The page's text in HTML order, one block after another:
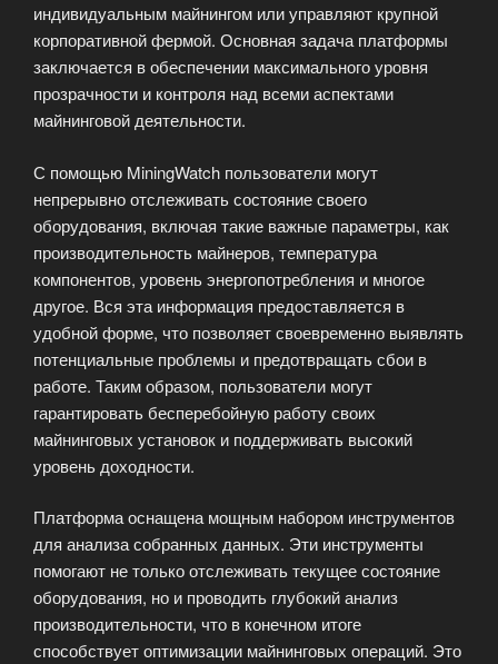
индивидуальным майнингом или управляют крупной
корпоративной фермой. Основная задача платформы
заключается в обеспечении максимального уровня
прозрачности и контроля над всеми аспектами
майнинговой деятельности.
С помощью MiningWatch пользователи могут
непрерывно отслеживать состояние своего
оборудования, включая такие важные параметры, как
производительность майнеров, температура
компонентов, уровень энергопотребления и многое
другое. Вся эта информация предоставляется в
удобной форме, что позволяет своевременно выявлять
потенциальные проблемы и предотвращать сбои в
работе. Таким образом, пользователи могут
гарантировать бесперебойную работу своих
майнинговых установок и поддерживать высокий
уровень доходности.
Платформа оснащена мощным набором инструментов
для анализа собранных данных. Эти инструменты
помогают не только отслеживать текущее состояние
оборудования, но и проводить глубокий анализ
производительности, что в конечном итоге
способствует оптимизации майнинговых операций. Это